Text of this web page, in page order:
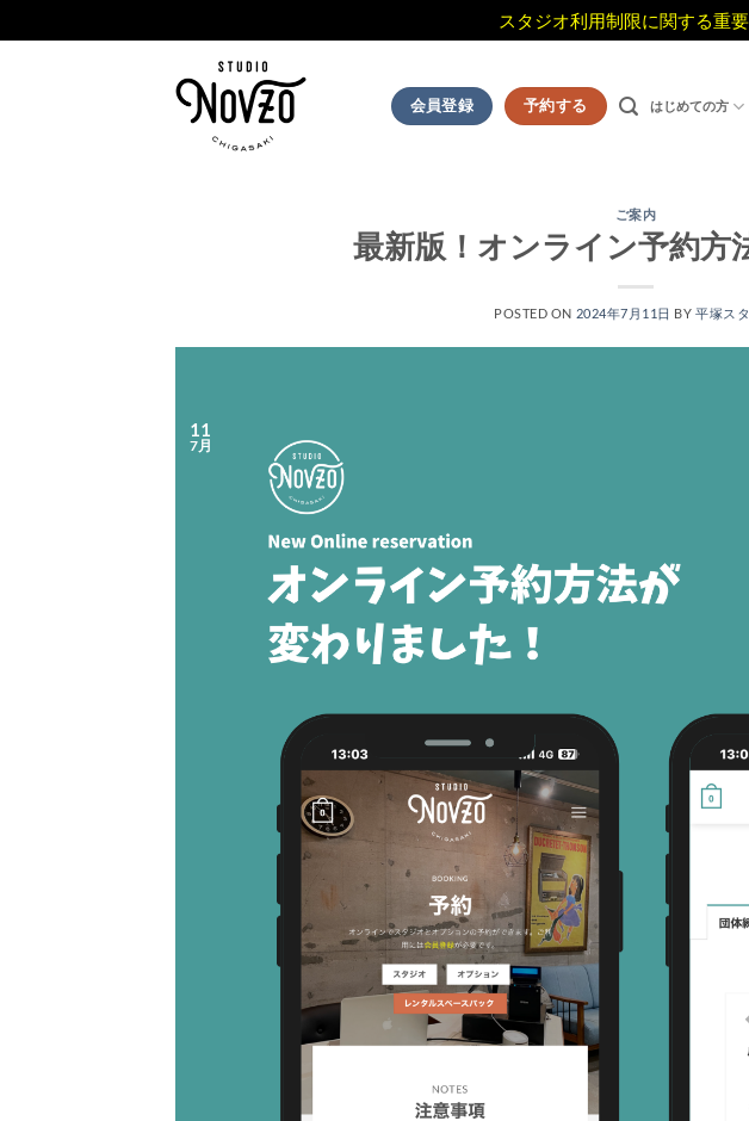
スタジオ利用制限に関する重
会員登録 予約する はじめての方
ご案内
最新版！オンライン予約方
POSTED ON 2024年7月11日 BY平塚ス
11
7月